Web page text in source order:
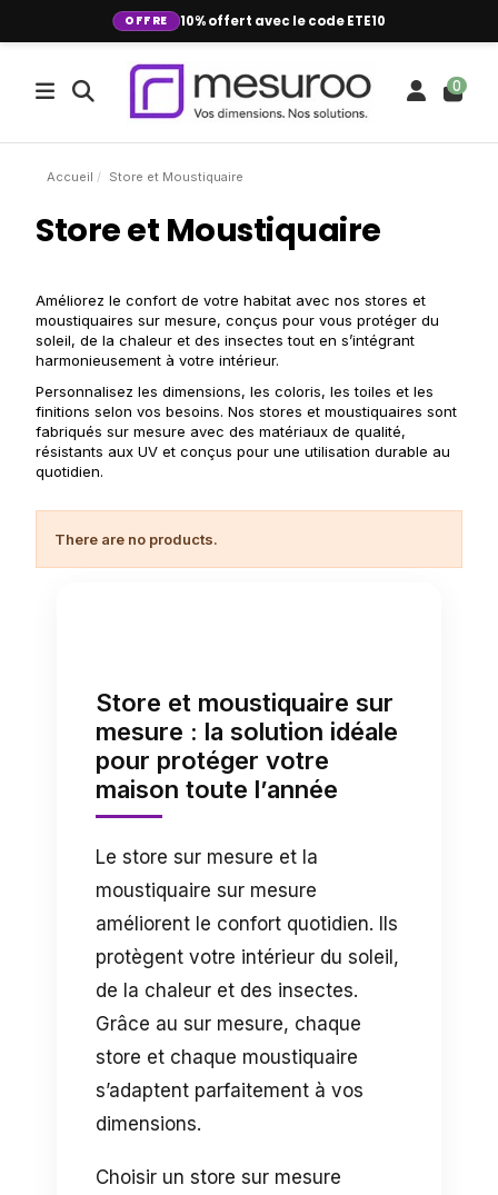
OFFRE 10% offert avec le code ETE10
0
Accueil Store et Moustiquaire
Store et Moustiquaire
Améliorez le confort de votre habitat avec nos stores et
moustiquaires sur mesure, conçus pour vous protéger du
soleil, de la chaleur et des insectes tout en s’intégrant
harmonieusement à votre intérieur.
Personnalisez les dimensions, les coloris, les toiles et les
finitions selon vos besoins. Nos stores et moustiquaires sont
fabriqués sur mesure avec des matériaux de qualité,
résistants aux UV et conçus pour une utilisation durable au
quotidien.
There are no products.
Store et moustiquaire sur
mesure : la solution idéale
pour protéger votre
maison toute l’année
Le store sur mesure et la
moustiquaire sur mesure
améliorent le confort quotidien. Ils
protègent votre intérieur du soleil,
de la chaleur et des insectes.
Grâce au sur mesure, chaque
store et chaque moustiquaire
s’adaptent parfaitement à vos
dimensions.
Choisir un store sur mesure